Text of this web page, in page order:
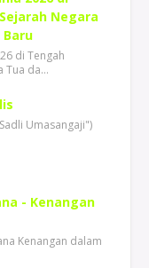
Negara
Baru
di Tengah
Tua da…
Umasangaji")
- Kenangan
Kenangan dalam